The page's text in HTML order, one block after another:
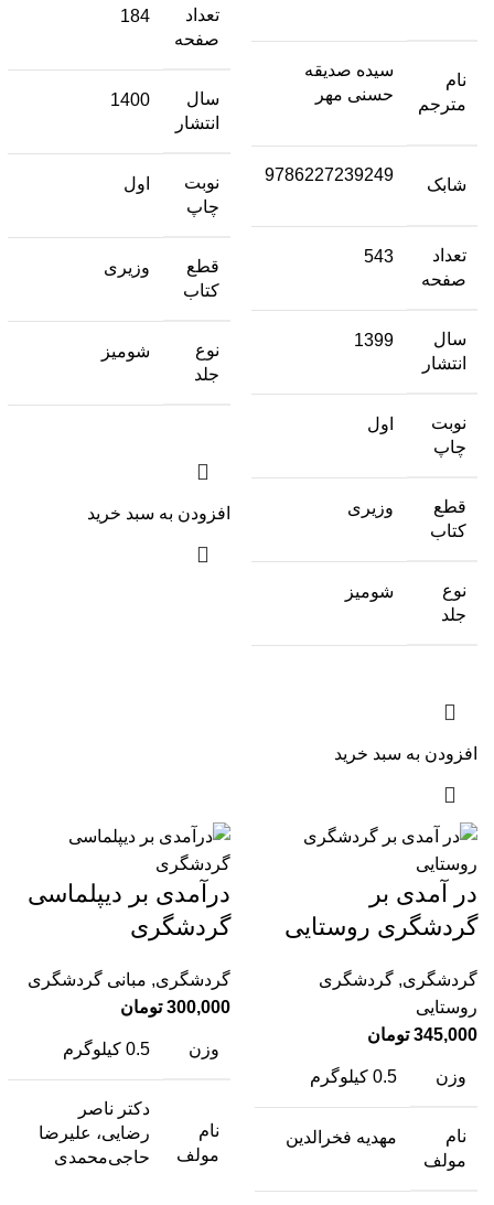
نام
مترجم
سیده صدیقه
حسنی مهر
شابک
9786227239249
تعداد
صفحه
543
سال
انتشار
1399
نوبت
چاپ
اول
قطع
کتاب
وزیری
نوع
جلد
شومیز
افزودن به سبد خرید
تعداد
صفحه
184
سال
انتشار
1400
نوبت
چاپ
اول
قطع
کتاب
وزیری
نوع
جلد
شومیز
افزودن به سبد خرید
در آمدی بر
گردشگری روستایی
گردشگری, گردشگری
روستایی
345,000 تومان
وزن 0.5 کیلوگرم
نام
مولف
مهدیه فخرالدین
درآمدی بر دیپلماسی
گردشگری
گردشگری, مبانی گردشگری
300,000 تومان
وزن 0.5 کیلوگرم
نام
مولف
دکتر ناصر
رضایی، علیرضا
حاجی‌محمدی